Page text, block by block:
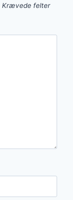
Krævede felter